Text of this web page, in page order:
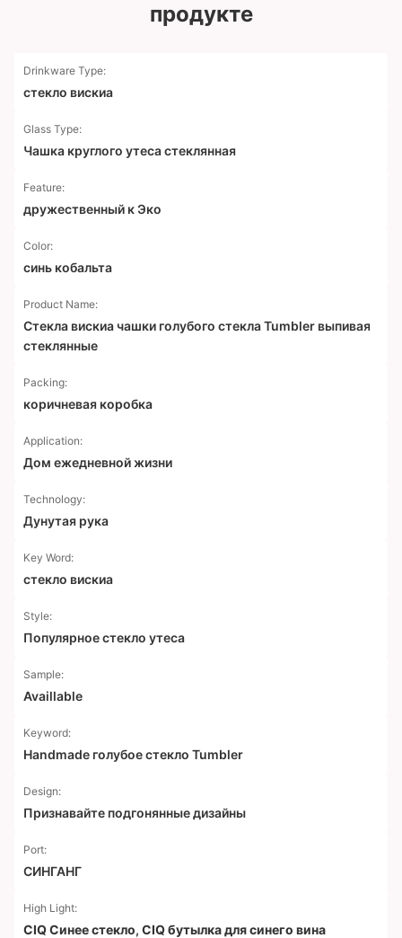
продукте
Drinkware Type:
стекло вискиа
Glass Type:
Чашка круглого утеса стеклянная
Feature:
дружественный к Эко
Color:
синь кобальта
Product Name:
Стекла вискиа чашки голубого стекла Tumbler выпивая
стеклянные
Packing:
коричневая коробка
Application:
Дом ежедневной жизни
Technology:
Дунутая рука
Key Word:
стекло вискиа
Style:
Популярное стекло утеса
Sample:
Availlable
Keyword:
Handmade голубое стекло Tumbler
Design:
Признавайте подгонянные дизайны
Port:
СИНГАНГ
High Light:
CIQ Синее стекло, CIQ бутылка для синего вина